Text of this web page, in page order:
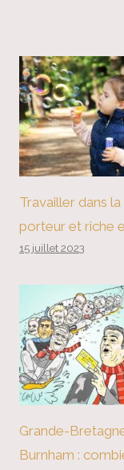
Travailler dans
porteur et riche
15 juillet 2023
Grande-
Burnham :